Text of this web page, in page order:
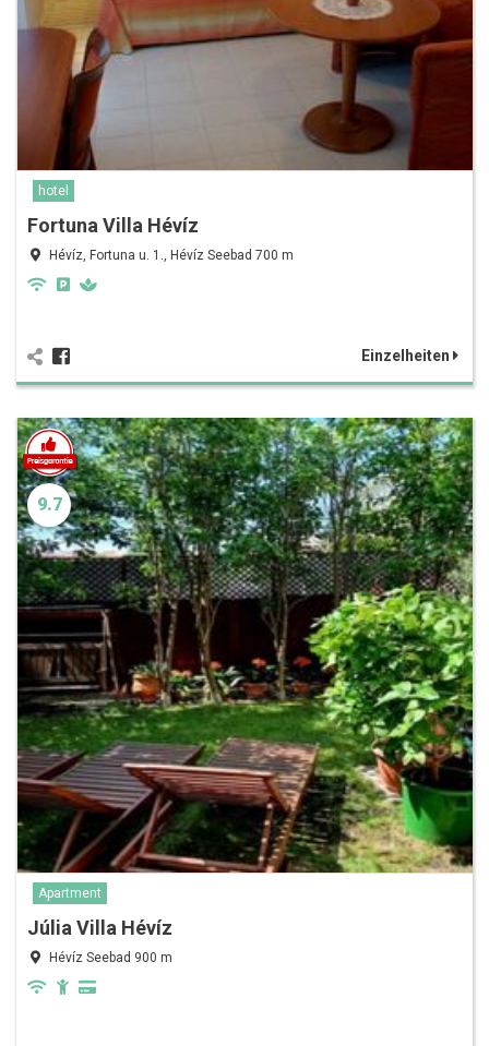
hotel
Fortuna Villa Hévíz
Hévíz, Fortuna u. 1., Hévíz Seebad 700 m
Einzelheiten
9.7
Apartment
Júlia Villa Hévíz
Hévíz Seebad 900 m